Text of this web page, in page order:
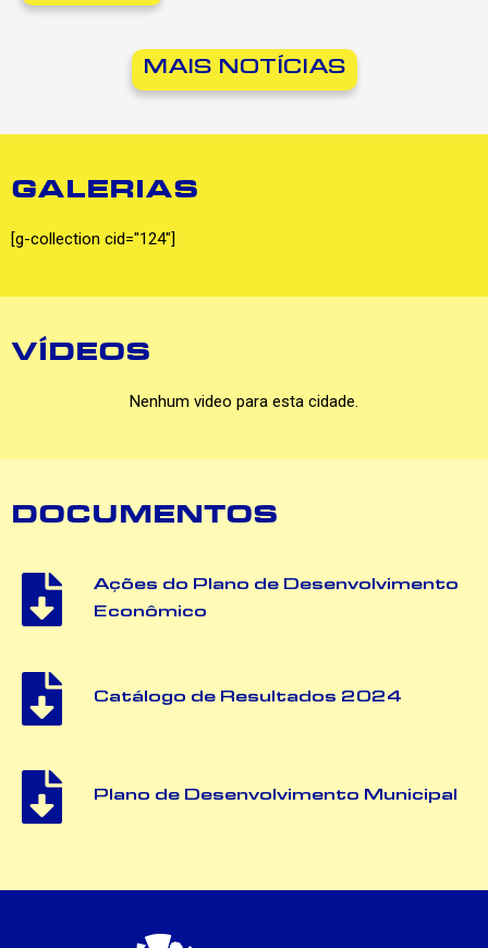
MAIS NOTÍCIAS
GALERIAS
[g-collection cid="124"]
VÍDEOS
Nenhum video para esta cidade.
DOCUMENTOS
Ações do Plano de Desenvolvimento
Econômico
Catálogo de Resultados 2024
Plano de Desenvolvimento Municipal